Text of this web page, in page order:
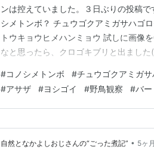
ンは控えていました。３日ぶりの投稿
シメトンボ？ チュウゴクアミガサハゴ
トウキョウヒメハンミョウ 試しに画像
なと思ったら、クロゴキブリと出まし
た。
#コノシメトンボ #チュウゴクアミガ
#アサザ #ヨシゴイ #野鳥観察 #バ
自然となかよしおじさんの“ごった煮記” • 5ヶ